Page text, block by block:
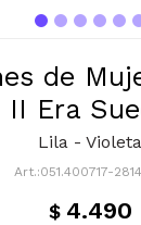
de
II Era
Lila - Violeta
051.400717-
$ 4.490